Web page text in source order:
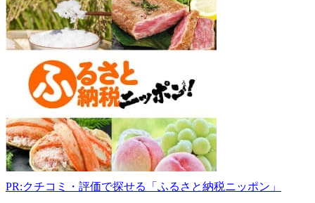
東
近
江
市
0748-
42-
0831
9:00-
14:00
PR:クチコミ・評価で探せる「ふるさと納税ニッポン」